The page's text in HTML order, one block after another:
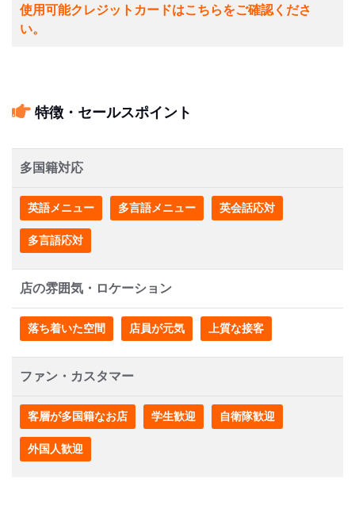
使用可能クレジットカードはこちらをご確認くださ
い。
特徴・セールスポイント
多国籍対応
英語メニュー 多言語メニュー 英会話応対
多言語応対
店の雰囲気・ロケーション
落ち着いた空間 店員が元気 上質な接客
ファン・カスタマー
客層が多国籍なお店 学生歓迎 自衛隊歓迎
外国人歓迎